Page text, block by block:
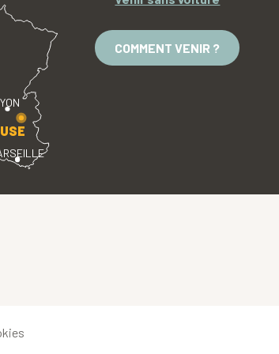
COMMENT VENIR ?